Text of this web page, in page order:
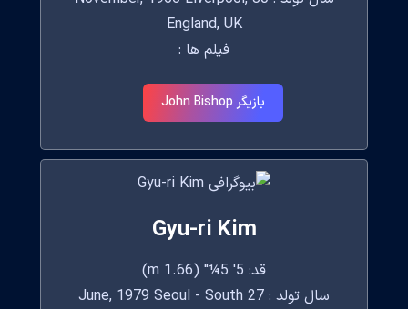
England, UK
فیلم ها :
بازیگر John Bishop
Gyu-ri Kim
قد: 5' 5¼" (1.66 m)
سال تولد : 27 June, 1979 Seoul - South